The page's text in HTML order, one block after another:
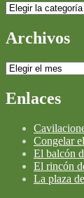
Categorías
Archivos
Archivos
Enlaces
Congelar
El balcón
El rincón
La plaza